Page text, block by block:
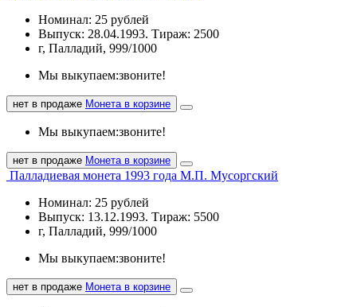
Номинал: 25 рублей
Выпуск: 28.04.1993. Тираж: 2500
г, Палладий, 999/1000
Мы выкупаем:звоните!
нет в продаже Монета в корзине
Мы выкупаем:звоните!
нет в продаже Монета в корзине
Палладиевая монета 1993 года М.П. Мусоргский
Номинал: 25 рублей
Выпуск: 13.12.1993. Тираж: 5500
г, Палладий, 999/1000
Мы выкупаем:звоните!
нет в продаже Монета в корзине